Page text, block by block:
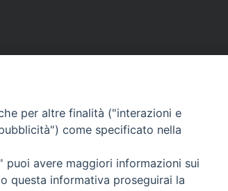
85025 MELFI (PZ) • Tel. 0972238604
per altre finalità ("interazioni e
come specificato nella
avere maggiori informazioni sui
questa informativa proseguirai la